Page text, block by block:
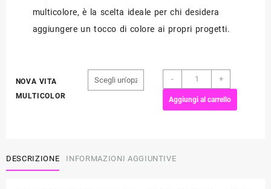
multicolore, è la scelta ideale per chi desidera
aggiungere un tocco di colore ai propri progetti.
NOVA VITA
MULTICOLOR
-
ECO
VITA
4
Multicolor
+
Aggiungi al carrello
DESCRIZIONE INFORMAZIONI AGGIUNTIVE